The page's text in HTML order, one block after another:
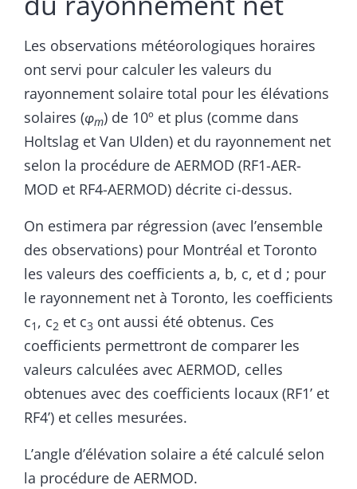
Les observations météorologiques horaires
ont servi pour calculer les valeurs du
rayonnement solaire total pour les élévations
solaires (φm) de 10º et plus (comme dans
Holtslag et Van Ulden) et du rayonnement net
selon la procédure de AERMOD (RF1-AER-
MOD et RF4-AERMOD) décrite ci-dessus.
On estimera par régression (avec l’ensemble
des observations) pour Montréal et Toronto
les valeurs des coefficients a, b, c, et d ; pour
le rayonnement net à Toronto, les coefficients
c1 , c2 et c3 ont aussi été obtenus. Ces
coefficients permettront de comparer les
valeurs calculées avec AERMOD, celles
obtenues avec des coefficients locaux (RF1’ et
RF4’) et celles mesurées.
L’angle d’élévation solaire a été calculé selon
la procédure de AERMOD.